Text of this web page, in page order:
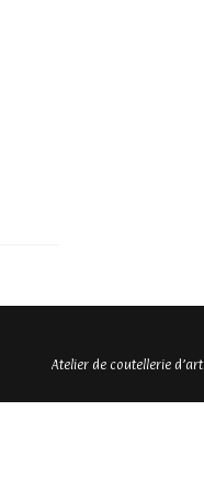
Atelier de coutellerie d’art